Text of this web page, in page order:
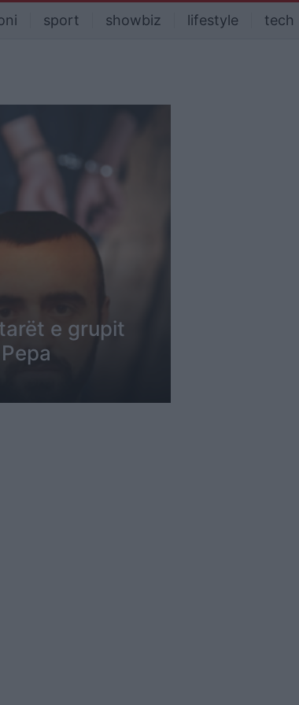
sport showbiz lifestyle tech
e grupit